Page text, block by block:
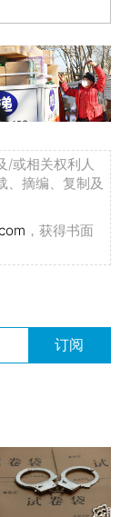
/或相关权利人
、摘编、复制及
，获得书面
订阅